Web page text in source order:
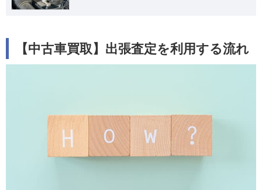
【中古車買取】出張査定を利用する流れ